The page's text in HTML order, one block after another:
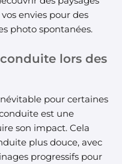
envies pour des
photo spontanées.
lors des
pour certaines
est une
son impact. Cela
plus douce, avec
progressifs pour